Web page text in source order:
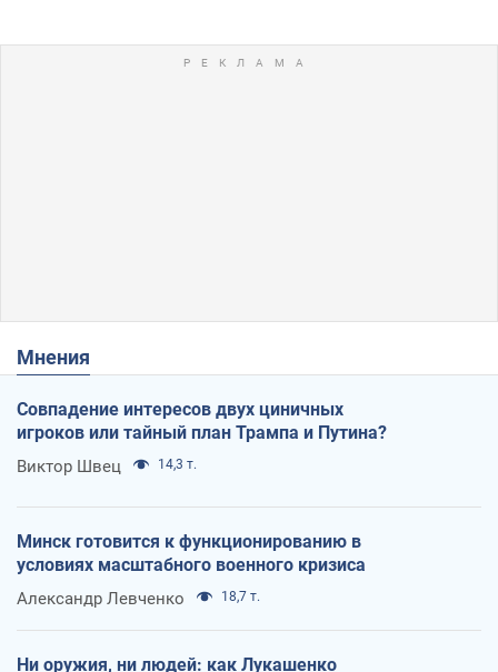
Мнения
Совпадение интересов двух циничных
игроков или тайный план Трампа и Путина?
Виктор Швец 14,3 т.
Минск готовится к функционированию в
условиях масштабного военного кризиса
Александр Левченко 18,7 т.
Ни оружия, ни людей: как Лукашенко